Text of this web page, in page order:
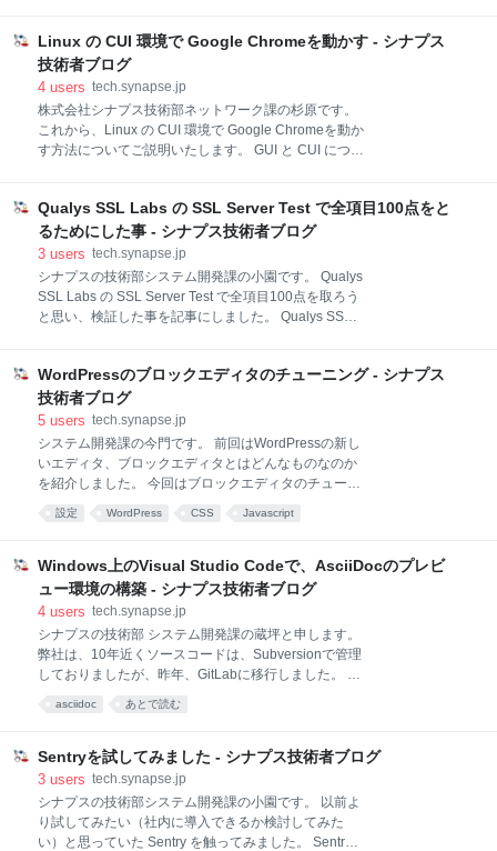
を作成する ブロックパターンの登録 プロパティ
contentの作成について カテゴリの登
ルであるがゆえに、簡単なスライドを作るだけだと少
しだけ面倒になってしまったり、 高い性能を実現する
ために移植性が犠牲になってしまっている部分があり
なマウス操作が必要になりがち レイアウトの統一を簡
単に実現するには、高度な知識が必要になる テンプレ
ートの編集は難しく、慣れが必要 限られたツールでし
イアウトが崩れることがある Gitで管理できない 共同
編集はMicrosoft365な
Linux の CUI 環境で Google Chromeを動かす - シナプス
技術者ブログ
4 users tech.synapse.jp
株式会社シナプス技術部ネットワーク課の杉原です。
これから、Linux の CUI 環境で Google Chromeを動か
す方法についてご説明いたします。 GUI と CUI につい
スのことです。 キーボードとマウスを使って画面上の
テキストフォームやボタンなどのパーツを動かすこと
で、プログラムを実行します。 普段、みなさんが使っ
ているPCやスマートフォンの画面がGUIにあたりま
す。 CUI(Character User Interface) CUIは画面上に文
字情報のみが表示されるインターフェイスのことで
置やUNIX系サーバーはCUIでの操作が主流になってま
す
Qualys SSL Labs の SSL Server Test で全項目100点をと
るためにした事 - シナプス技術者ブログ
3 users tech.synapse.jp
シナプスの技術部システム開発課の小園です。 Qualys
SSL Labs の SSL Server Test で全項目100点を取ろう
と思い、検証した事を記事にしました。 Qualys SSL
診断などが無料で行えるサイトです。
www.ssllabs.com Certificate (証明書)、Protocol
Support (プロトコルのサポート)、Key Exchange (鍵
交換)、Cipher Strength (暗号強度)の各項目を100点満
点で採点します。 環境 OS CentOS Linux release
7.8.2003 (Core) HTTPサーバ nginx version:
WordPressのブロックエディタのチューニング - シナプス
技術者ブログ
5 users tech.synapse.jp
システム開発課の今門です。 前回はWordPressの新し
いエディタ、ブロックエディタとはどんなものなのか
を紹介しました。 今回はブロックエディタのチューニ
ングについて話します。 現在、WordPressのコア開発
の中心はブロックエディタになっています。アップデ
追加され、ブロックの数も増えています。 高機能・多
機能になるのはもちろん喜ばしいことですが、管理画
面のUIも複雑になり、一部の機能しか使わないような
必要なもののみを取り入れ、不必要なものを表示しな
いようにチューニングすることで、操作性は格段に向
上します。 そのためのTipsをいくつかご紹介します。
[Tips 1] 特定の投稿タイプのみ、ブロックエディタを有
設定 WordPress CSS Javascript
Windows上のVisual Studio Codeで、AsciiDocのプレビ
ュー環境の構築 - シナプス技術者ブログ
4 users tech.synapse.jp
シナプスの技術部 システム開発課の蔵坪と申します。
弊社は、10年近くソースコードは、Subversionで管理
しておりましたが、昨年、GitLabに移行しました。 弊
社でお世話になっているパートナーさんから、GitLab
はAsciiDocが利用できるので、仕様書などのドキュメ
した。そこで、Windows上のVisual Studio Codeで
AsciiDocのプレビューできる環境を構築してみまし
た。 AsciiDocとは AsciiDocとは、メモ、ドキュメンテ
ーション、記事、本、電子ブック、スライドショー、
Webページ、マニュアルページ、ブログを書くための
asciidoc あとで読む
Sentryを試してみました - シナプス技術者ブログ
3 users tech.synapse.jp
シナプスの技術部システム開発課の小園です。 以前よ
り試してみたい（社内に導入できるか検討してみた
い）と思っていた Sentry を触ってみました。 Sentry